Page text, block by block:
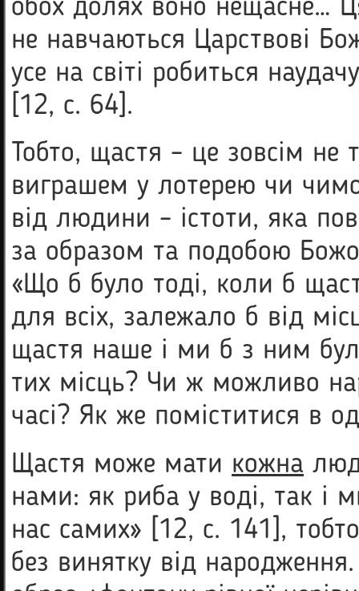
обох долях воно нещасне…
не навчаються Царствові
усе на світі робиться
[12, с. 64].
Тобто, щастя – це зовсім
виграшем у лотерею чи
від людини – істоти, яка
за образом та подобою
«Що б було тоді, коли б
для всіх, залежало б від
щастя наше і ми б з ним
тих місць? Чи ж можливо
часі? Як же поміститися в
Щастя може мати кожна
нами: як риба у воді, так і
нас самих» [12, с. 141],
без винятку від